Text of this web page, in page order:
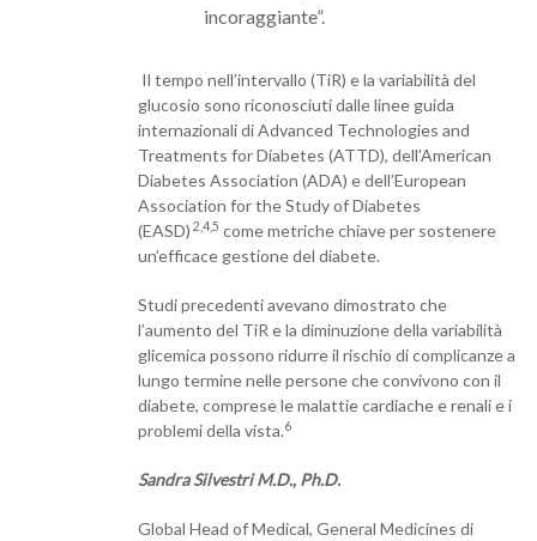
incoraggiante”.
Il tempo nell’intervallo (TiR) e la variabilità del
glucosio sono riconosciuti dalle linee guida
internazionali di Advanced Technologies and
Treatments for Diabetes (ATTD), dell’American
Diabetes Association (ADA) e dell’European
Association for the Study of Diabetes
(EASD) 2,4,5 come metriche chiave per sostenere
un’efficace gestione del diabete.
Studi precedenti avevano dimostrato che
l’aumento del TiR e la diminuzione della variabilità
glicemica possono ridurre il rischio di complicanze a
lungo termine nelle persone che convivono con il
diabete, comprese le malattie cardiache e renali e i
problemi della vista.6
Sandra Silvestri M.D., Ph.D.
Global Head of Medical, General Medicines di